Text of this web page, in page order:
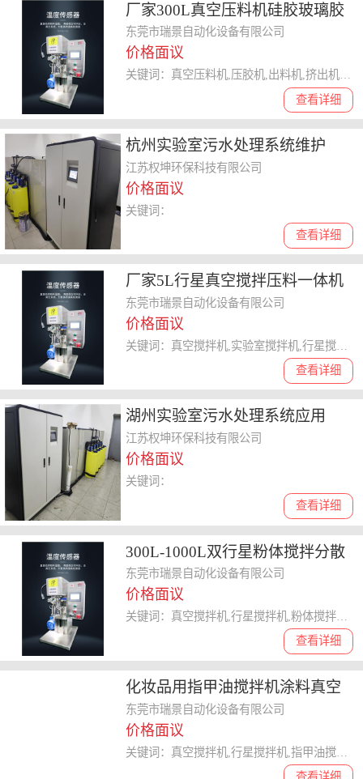
厂家300L真空压料机硅胶玻璃胶
压胶机高粘度物料膏体油墨液压
出料机
东莞市瑞景自动化设备有限公司
价格面议
查看详细
关键词：真空压料机,压胶机,出料机,挤出机,压出机
杭州实验室污水处理系统维护
江苏权坤环保科技有限公司
价格面议
查看详细
关键词：
厂家5L行星真空搅拌压料一体机
小型实验混合机电子浆料搅拌机
东莞市瑞景自动化设备有限公司
价格面议
查看详细
湖州实验室污水处理系统应用
江苏权坤环保科技有限公司
价格面议
查看详细
关键词：
300L-1000L双行星粉体搅拌分散
机胶黏剂动力混合真空搅拌机
东莞市瑞景自动化设备有限公司
价格面议
查看详细
关键词：真空搅拌机,行星搅拌机,粉体搅拌机,动力混合机,胶黏剂搅拌机
化妆品用指甲油搅拌机涂料真空
分散机化工高速混料机设备
东莞市瑞景自动化设备有限公司
价格面议
查看详细